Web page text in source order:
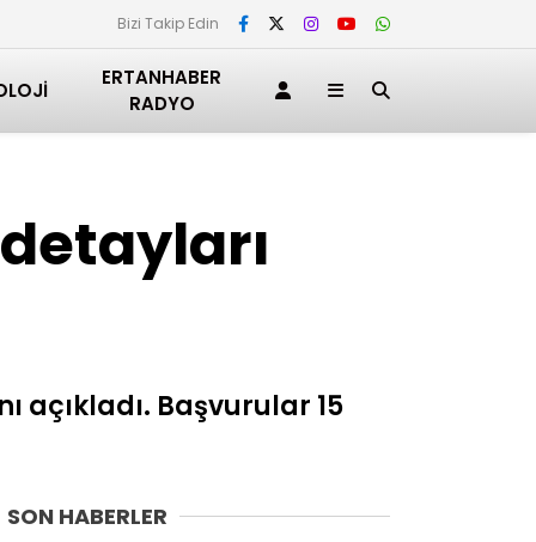
Bizi Takip Edin
ERTANHABER
RADYO
açıkladı. Başvurular 15
SON HABERLER